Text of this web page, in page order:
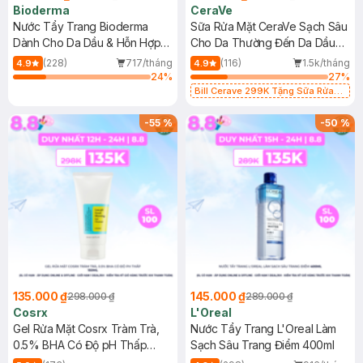
Bioderma
Nước Tẩy Trang Bioderma
Dành Cho Da Dầu & Hỗn Hợp
500ml
4.9 (228)
717/tháng
24%
CeraVe
Sữa Rửa Mặt CeraVe Sạch Sâu
Cho Da Thường Đến Da Dầu
473ml
4.9 (116)
1.5k/tháng
27%
Bill Cerave 299K Tặng Sữa Rửa
-55%
135.000 ₫298.000 ₫
Cosrx
Gel Rửa Mặt Cosrx Tràm Trà,
0.5% BHA Có Độ pH Thấp
-50%
145.000 ₫289.000 ₫
L'Oreal
Nước Tẩy Trang L'Oreal Làm
Sạch Sâu Trang Điểm 400ml